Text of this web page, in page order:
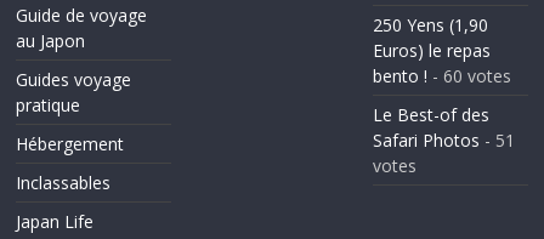
Guide de voyage
au Japon
Guides voyage
pratique
Hébergement
Inclassables
Japan Life
250 Yens (1,90
Euros) le repas
bento ! - 60 votes
Le Best-of des
Safari Photos - 51
votes